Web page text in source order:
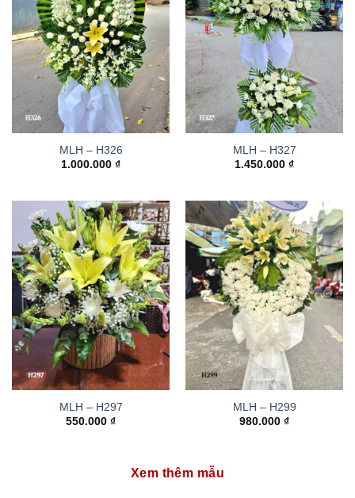
MLH – H326
1.000.000 ₫
MLH – H327
1.450.000 ₫
MLH – H297
550.000 ₫
MLH – H299
980.000 ₫
Xem thêm mẫu